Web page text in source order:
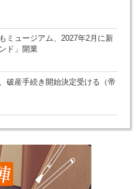
ミュージアム、2027年2月に新
ド」開業
破産手続き開始決定受ける（帝